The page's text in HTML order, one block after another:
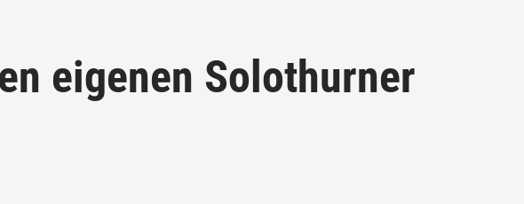
eigenen Solothurner